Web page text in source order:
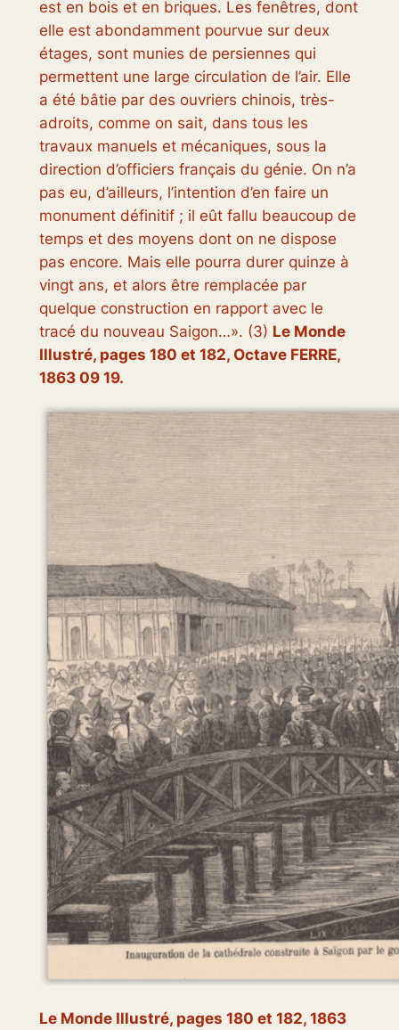
est en bois et en briques. Les fenêtres, dont
elle est abondamment pourvue sur deux
étages, sont munies de persiennes qui
permettent une large circulation de l’air. Elle
a été bâtie par des ouvriers chinois, très-
adroits, comme on sait, dans tous les
travaux manuels et mécaniques, sous la
direction d’officiers français du génie. On n’a
pas eu, d’ailleurs, l’intention d’en faire un
monument définitif ; il eût fallu beaucoup de
temps et des moyens dont on ne dispose
pas encore. Mais elle pourra durer quinze à
vingt ans, et alors être remplacée par
quelque construction en rapport avec le
tracé du nouveau Saigon…». (3) Le Monde
Illustré, pages 180 et 182, Octave FERRE,
1863 09 19.
Le Monde Illustré, pages 180 et 182, 1863